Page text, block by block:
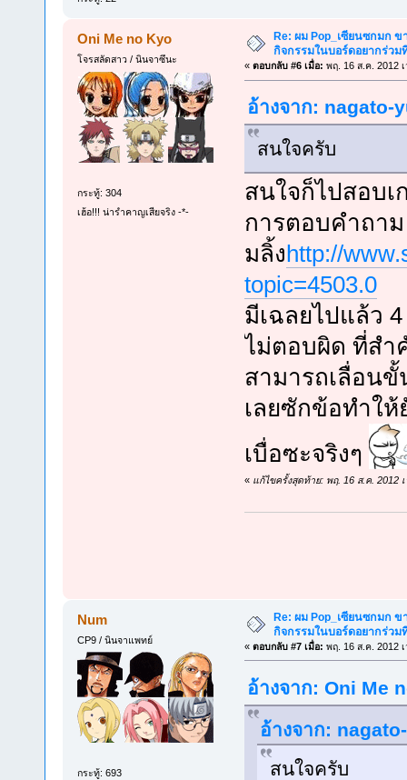
Oni Me no Kyo
โจรสลัดสาว / นินจาซึนะ
กระทู้: 304
เฮ้อ!!! น่ารำคาญเสียจริง -*-
Re: ผม Pop_เซียนซกมก
กิจกรรมในบอร์ดอยากร่วม
« ตอบกลับ #6 เมื่อ: พฤ. 16 ส.ค. 2012
อ้างจาก: nagato-
สนใจครับ
สนใจก็ไปสอบ
การตอบคำถา
มลิ้งhttp://
topic=4503.0
มีเฉลยไปแล้ว
ไม่ตอบผิด ที่สำ
สามารถเลื่อน
เลยซักข้อทำใ
เบื่อซะจริงๆ
« แก้ไขครั้งสุดท้าย: พฤ. 16 ส.ค. 2012
Num
CP9 / นินจาแพทย์
กระทู้: 693
Re: ผม Pop_เซียนซกมก
กิจกรรมในบอร์ดอยากร่ว
« ตอบกลับ #7 เมื่อ: พฤ. 16 ส.ค. 2012
อ้างจาก: Oni Me
อ้างจาก:
สนใจครับ